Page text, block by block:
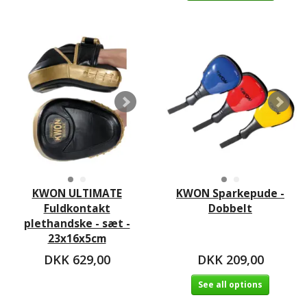
KWON ULTIMATE
Fuldkontakt
plethandske - sæt -
23x16x5cm
DKK 629,00
KWON Sparkepude -
Dobbelt
DKK 209,00
See all options